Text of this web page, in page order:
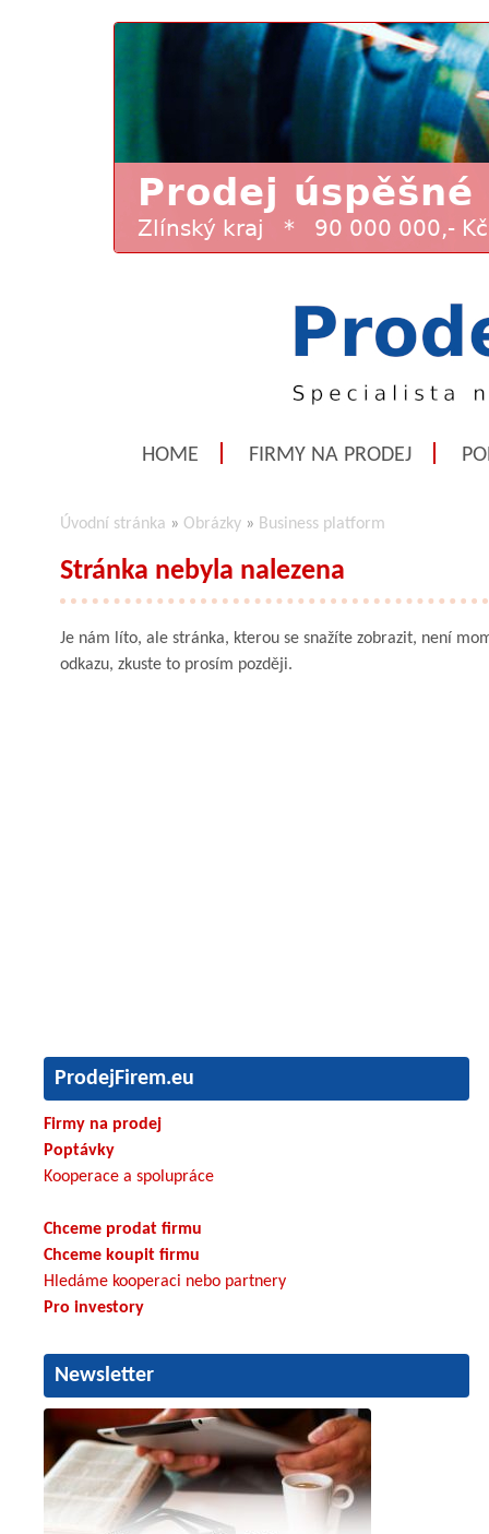
HOME FIRMY NA PRODEJ
Úvodní stránka » Obrázky » Business platform
Stránka nebyla nalezena
Je nám líto, ale stránka, kterou se snažíte zobrazit, není
odkazu, zkuste to prosím později.
ProdejFirem.eu
Firmy na prodej
Poptávky
Kooperace a spolupráce
Chceme prodat firmu
Chceme koupit firmu
Hledáme kooperaci nebo partnery
Pro investory
Newsletter